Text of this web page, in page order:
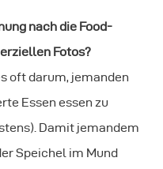
nach die Food-
Fotos?
oft darum, jemanden
Essen essen zu
Damit jemandem
Speichel im Mund